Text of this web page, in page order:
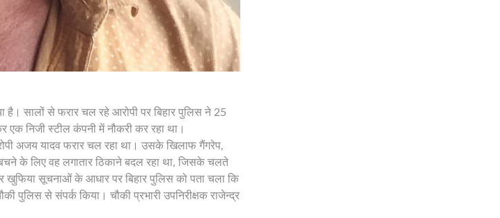
है। सालों से फरार चल रहे आरोपी पर बिहार पुलिस ने 25
एक निजी स्टील कंपनी में नौकरी कर रहा था।
अजय यादव फरार चल रहा था। उसके खिलाफ गैंगरेप,
के लिए वह लगातार ठिकाने बदल रहा था, जिसके चलते
खुफिया सूचनाओं के आधार पर बिहार पुलिस को पता चला कि
पुलिस से संपर्क किया। चौकी प्रभारी उपनिरीक्षक राजेन्द्र